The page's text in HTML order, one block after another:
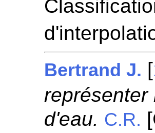
Bertrand J. [
représenter
d'eau. C.R.